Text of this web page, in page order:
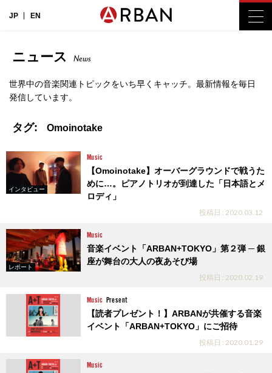
JP EN
ニュース News
世界中の音楽関連トピックをいち早くキャッチ。最新情報を毎日
発信しています。
タグ: Omoinotake
インタビュー
Music
【Omoinotake】オーバーグラウンドで戦うた
めに…。ピアノトリオが到達した「日本語とメ
ロディ」
投稿日 : 2020.03.12
レポート
Music
音楽イベント「ARBAN+TOKYO」第２弾 ─ 銀
座が舞台の大人の夜あそび場
投稿日 : 2020.02.19
Music Present
【読者プレゼント！】ARBANが共催する音楽
イベント「ARBAN+TOKYO」にご招待
投稿日 : 2020.01.29
Music